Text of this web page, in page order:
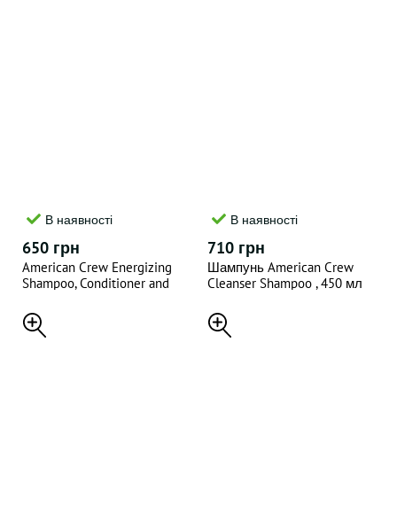
В наявності
650 грн
American Crew Energizing
Shampoo, Conditioner and
з ароматом імбиру та чаю
Ginger Tea, 250 мл
В наявності
710 грн
Шампунь American Crew
Cleanser Shampoo , 450 мл